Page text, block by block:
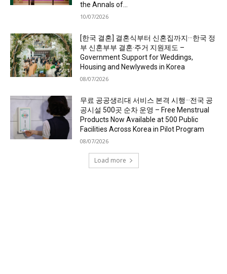
the Annals of...
10/07/2026
[한국 결혼] 결혼식부터 신혼집까지···한국 정
부 신혼부부 결혼·주거 지원제도 –
Government Support for Weddings,
Housing and Newlyweds in Korea
08/07/2026
무료 공공생리대 서비스 본격 시행···전국 공
공시설 500곳 순차 운영 – Free Menstrual
Products Now Available at 500 Public
Facilities Across Korea in Pilot Program
08/07/2026
Load more